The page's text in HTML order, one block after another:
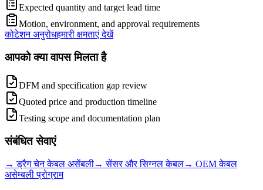
Expected quantity and target lead time
Motion, environment, and approval requirements
कोटेशन अनुरोधहमारी क्षमताएं देखें
आपको क्या वापस मिलता है
DFM and specification gap review
Quoted price and production timeline
Testing scope and documentation plan
संबंधित सेवाएं
→ड्रैग चेन केबल असेंबली→सेंसर और सिग्नल केबल→ OEM केबल
असेम्बली प्रोग्राम